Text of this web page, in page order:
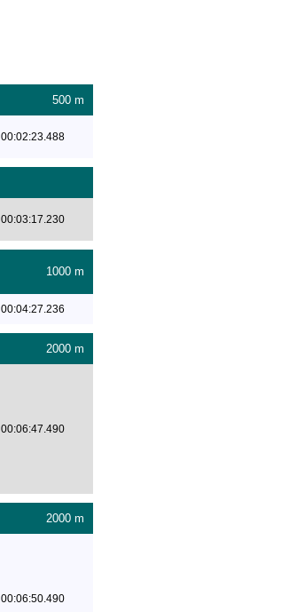
500 m
00:02:23.488
00:03:17.230
1000 m
00:04:27.236
2000 m
00:06:47.490
2000 m
00:06:50.490